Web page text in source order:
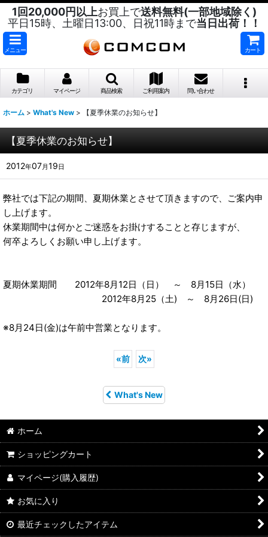
1回20,000円以上お買上で送料無料(一部地域除く)
平日15時、土曜日13:00、日祝11時まで当日出荷！！
メニュー カート
カテゴリ マイページ 商品検索 ご利用案内 問い合わせ
ホーム > What's New > 【夏季休業のお知らせ】
【夏季休業のお知らせ】
2012年07月 19 日
弊社では下記の期間、夏期休業とさせて頂きますので、ご案内申
し上げます。
休業期間中は何かとご迷惑をお掛けすることと存じますが、
何卒よろしくお願い申し上げます。
夏期休業期間 2012年8月12日（日） ～ 8月15日（水）
2012年8月25（土) ～ 8月26日(日)
※8月24日(金)は午前中営業となります。
«前 次»
What's New
ホーム
ショッピングカート
マイページ(購入履歴)
お気に入り
最近チェックしたアイテム